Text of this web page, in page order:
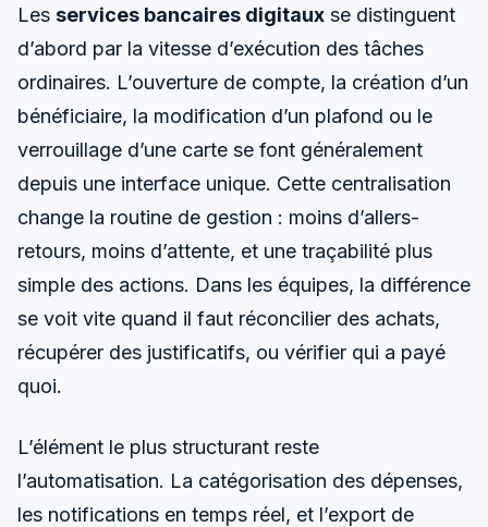
Les services bancaires digitaux se distinguent
d’abord par la vitesse d’exécution des tâches
ordinaires. L’ouverture de compte, la création d’un
bénéficiaire, la modification d’un plafond ou le
verrouillage d’une carte se font généralement
depuis une interface unique. Cette centralisation
change la routine de gestion : moins d’allers-
retours, moins d’attente, et une traçabilité plus
simple des actions. Dans les équipes, la différence
se voit vite quand il faut réconcilier des achats,
récupérer des justificatifs, ou vérifier qui a payé
quoi.
L’élément le plus structurant reste
l’automatisation. La catégorisation des dépenses,
les notifications en temps réel, et l’export de